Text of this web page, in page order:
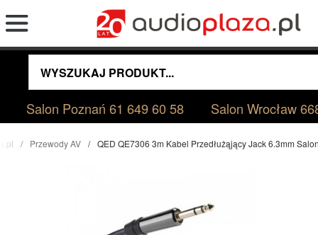
Salon Poznań61 649 60 58 Salon Wrocław
Przewody AV QED QE7306 3m Kabel Przedłużąjący Jack 6.3mm